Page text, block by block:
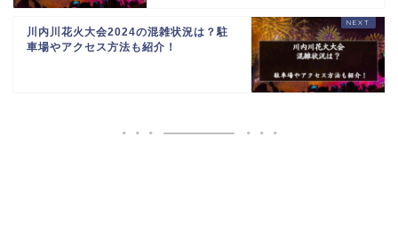
川内川花火大会2024の混雑状況は？駐
車場やアクセス方法も紹介！